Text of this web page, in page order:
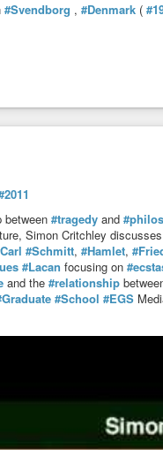
#Svendborg , #Denmark (
between #tragedy and
Simon Critchley discusses
#Schmitt, #Hamlet,
#Lacan focusing on
and the #relationship
#School #EGS